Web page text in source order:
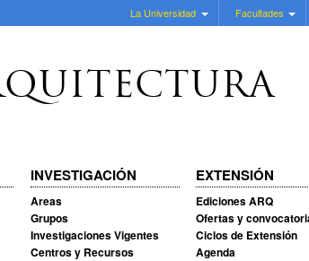
La Universidad Facultades
INVESTIGACIÓN
Areas
Grupos
Investigaciones Vigentes
Centros y Recursos
EXTENSIÓN
Ediciones ARQ
Ofertas y
Ciclos de Extensión
Agenda